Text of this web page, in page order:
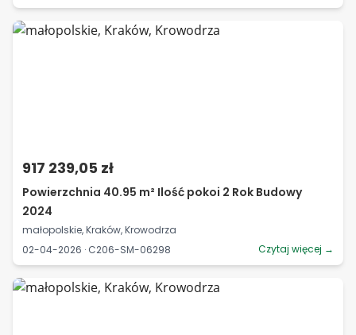
917 239,05 zł
Powierzchnia 40.95 m² Ilość pokoi 2 Rok Budowy
2024
małopolskie, Kraków, Krowodrza
02-04-2026 · C206-SM-06298
Czytaj więcej →